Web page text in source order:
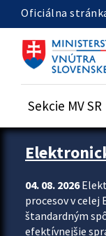
Preskocit na hlavný
Oficiálna
Sekcie MV SR
Zastavit automatický
04. 08. 2026
procesov v
štandardným
efektívnejšie